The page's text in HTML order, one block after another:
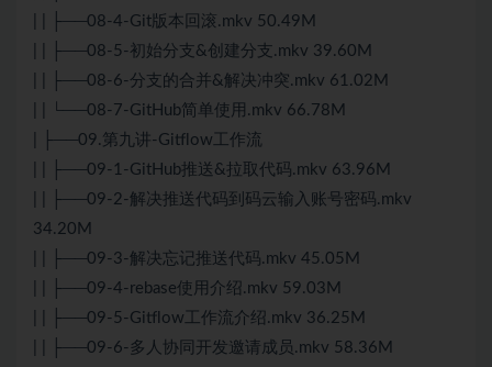
| | ├──08-4-Git版本回滚.mkv 50.49M
| | ├──08-5-初始分支&创建分支.mkv 39.60M
| | ├──08-6-分支的合并&解决冲突.mkv 61.02M
| | └──08-7-GitHub简单使用.mkv 66.78M
| ├──09.第九讲-Gitflow工作流
| | ├──09-1-GitHub推送&拉取代码.mkv 63.96M
| | ├──09-2-解决推送代码到码云输入账号密码.mkv
34.20M
| | ├──09-3-解决忘记推送代码.mkv 45.05M
| | ├──09-4-rebase使用介绍.mkv 59.03M
| | ├──09-5-Gitflow工作流介绍.mkv 36.25M
| | ├──09-6-多人协同开发邀请成员.mkv 58.36M